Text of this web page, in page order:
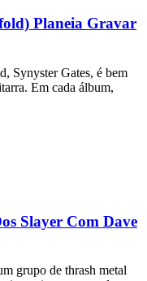
Planeia Gravar
Synyster Gates, é bem
Em cada álbum,
Slayer Com Dave
grupo de thrash metal